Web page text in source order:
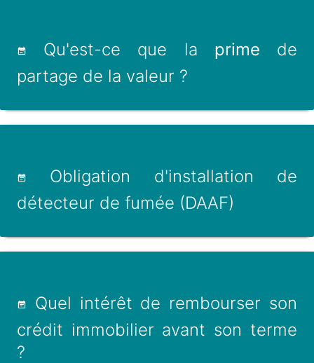
Qu'est-ce que la prime de
partage de la valeur ?
Obligation d'installation de
détecteur de fumée (DAAF)
Quel intérêt de rembourser son
crédit immobilier avant son terme
?